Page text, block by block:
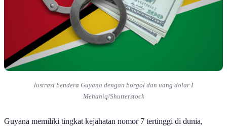
lustrasi bendera Guyana dengan borgol dan uang dolar I
Mehaniq/Shutterstock
Guyana memiliki tingkat kejahatan nomor 7 tertinggi di dunia,